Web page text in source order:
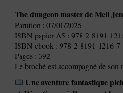
The dungeon master de Mell
Parution : 07/01/2025
ISBN papier A5 : 978-2-8191-
ISBN ebook : 978-2-8191-1216-7
Pages : 392
Le broché est accompagné de son
Une aventure fantastique